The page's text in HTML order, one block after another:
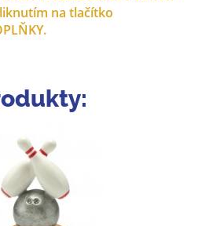
na tlačítko